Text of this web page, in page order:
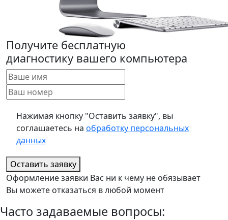
Получите бесплатную
диагностику вашего компьютера
Нажимая кнопку "Оставить заявку", вы
соглашаетесь на обработку персональных
данных
Оставить заявку
Оформление заявки Вас ни к чему не обязывает
Вы можете отказаться в любой момент
Часто задаваемые вопросы: